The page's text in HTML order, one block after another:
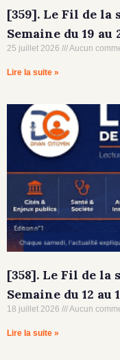
[359]. Le Fil de la
Semaine du 19
25 juillet 2026 Aucun
Lire la suite »
[358]. Le Fil de la
Semaine du 12 au
18 juillet 2026 Aucun
Lire la suite »